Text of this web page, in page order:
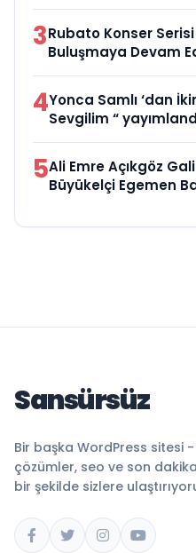
3Rubato Konser
Buluşmaya Devam
4Yonca Samlı ‘dan
Sevgilim “
5Ali Emre Açıkgöz
Büyükelçi Egemen
Sansürsüz
Bir başka WordPress sitesi
çözümler, seo ve son
bir şekilde sizlere